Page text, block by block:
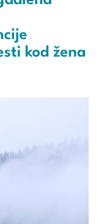
kod žena